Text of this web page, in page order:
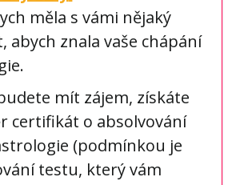
měla s vámi nějaký
abych znala vaše chápání
mít zájem, získáte
certifikát o absolvování
(podmínkou je
testu, který vám